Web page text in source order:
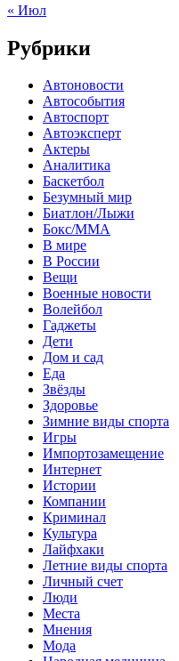
« Июл
Рубрики
Автоновости
Автособытия
Автоспорт
Автоэксперт
Актеры
Аналитика
Баскетбол
Безумный мир
Биатлон/Лыжи
Бокс/MMA
В мире
В России
Вещи
Военные новости
Волейбол
Гаджеты
Дети
Дом и сад
Еда
Звёзды
Здоровье
Зимние виды спорта
Игры
Импортозамещение
Интернет
Истории
Компании
Криминал
Культура
Лайфхаки
Летние виды спорта
Личный счет
Люди
Места
Мнения
Мода